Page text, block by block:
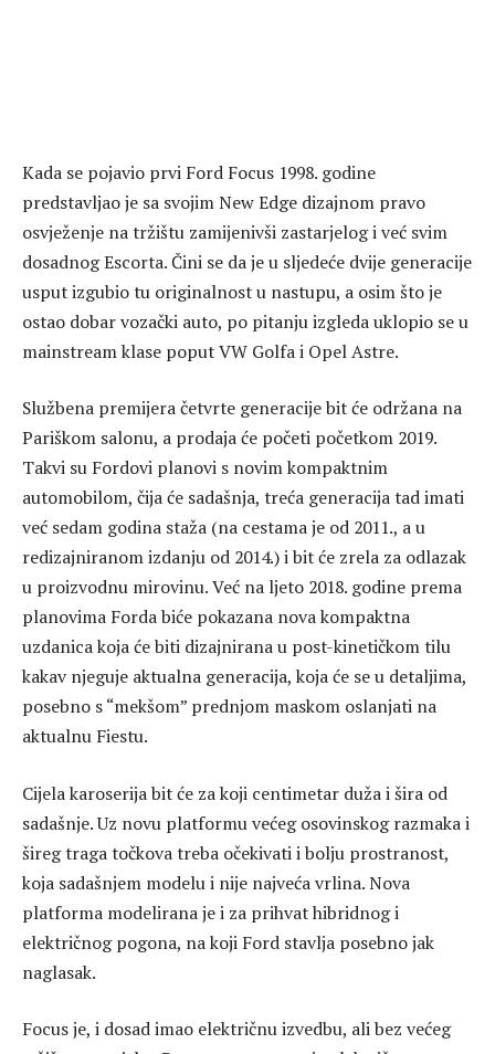
Kada se pojavio prvi Ford Focus 1998. godine
predstavljao je sa svojim New Edge dizajnom pravo
osvježenje na tržištu zamijenivši zastarjelog i već svim
dosadnog Escorta. Čini se da je u sljedeće dvije generacije
usput izgubio tu originalnost u nastupu, a osim što je
ostao dobar vozački auto, po pitanju izgleda uklopio se u
mainstream klase poput VW Golfa i Opel Astre.
Službena premijera četvrte generacije bit će održana na
Pariškom salonu, a prodaja će početi početkom 2019.
Takvi su Fordovi planovi s novim kompaktnim
automobilom, čija će sadašnja, treća generacija tad imati
već sedam godina staža (na cestama je od 2011., a u
redizajniranom izdanju od 2014.) i bit će zrela za odlazak
u proizvodnu mirovinu. Već na ljeto 2018. godine prema
planovima Forda biće pokazana nova kompaktna
uzdanica koja će biti dizajnirana u post-kinetičkom tilu
kakav njeguje aktualna generacija, koja će se u detaljima,
posebno s “mekšom” prednjom maskom oslanjati na
aktualnu Fiestu.
Cijela karoserija bit će za koji centimetar duža i šira od
sadašnje. Uz novu platformu većeg osovinskog razmaka i
šireg traga točkova treba očekivati i bolju prostranost,
koja sadašnjem modelu i nije najveća vrlina. Nova
platforma modelirana je i za prihvat hibridnog i
električnog pogona, na koji Ford stavlja posebno jak
naglasak.
Focus je, i dosad imao električnu izvedbu, ali bez većeg